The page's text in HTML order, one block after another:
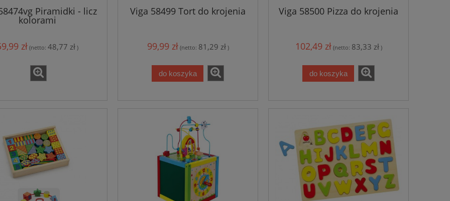
Piramidki - licz
kolorami
zł (netto: 48,77 zł)
Viga 58499 Tort do krojenia
99,99 zł (netto: 81,29 zł)
do koszyka
Viga 58500 Pizza do krojenia
102,49 zł (netto: 83,33 zł)
do koszyka